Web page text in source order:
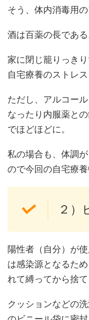
そう、体内消毒用
酒は百薬の長である
家に閉じ籠りっき
自宅療養のストレ
ただし、アルコー
なったり内服薬と
でほどほどに。
私の場合も、体調
ので今回の自宅療
２）
陽性者（自分）が
は感染源となるた
れて縛ってから捨て
クッションなどの